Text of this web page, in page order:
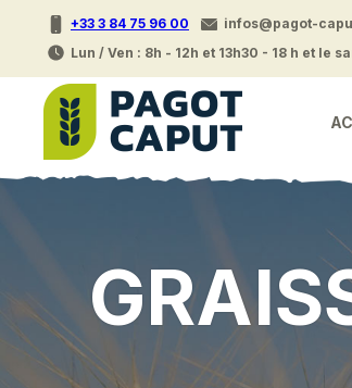
+33 3 84 75 96 00
infos@pagot-
Lun / Ven : 8h - 12h et 13h30 - 18 h et le